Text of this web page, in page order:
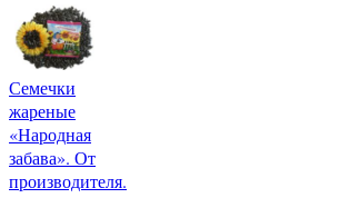
Семечки
жареные
«Народная
забава». От
производителя.